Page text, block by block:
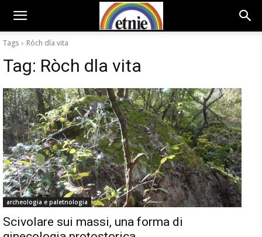
Tags Ròch dla vita
Tag: Ròch dla vita
archeologia e paletnologia
Scivolare sui massi, una forma di